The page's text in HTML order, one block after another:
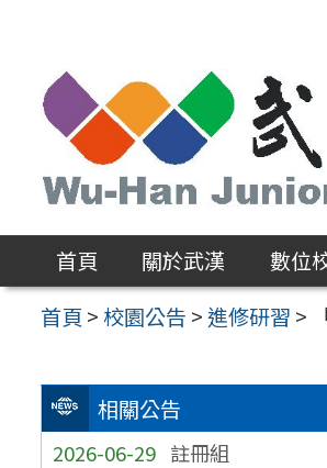
區
首頁 關於武漢 數位
首頁 >校園公告 >進修研習 >
相關公告
2026-06-29 註冊組